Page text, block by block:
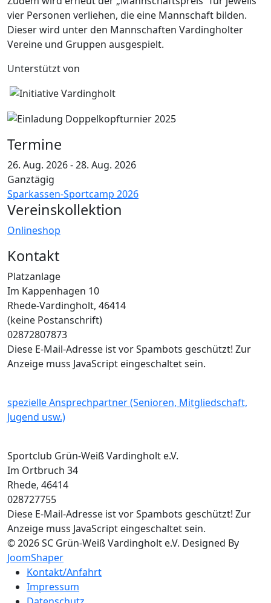
vier Personen verliehen, die eine Mannschaft bilden.
Dieser wird unter den Mannschaften Vardingholter
Vereine und Gruppen ausgespielt.
Unterstützt von
Termine
26. Aug. 2026-28. Aug. 2026
Ganztägig
Sparkassen-Sportcamp 2026
Vereinskollektion
Onlineshop
Kontakt
Platzanlage
Im Kappenhagen 10
Rhede-Vardingholt, 46414
(keine Postanschrift)
02872807873
Diese E-Mail-Adresse ist vor Spambots geschützt! Zur
Anzeige muss JavaScript eingeschaltet sein.
spezielle Ansprechpartner (Senioren, Mitgliedschaft,
Jugend usw.)
Sportclub Grün-Weiß Vardingholt e.V.
Im Ortbruch 34
Rhede, 46414
028727755
Diese E-Mail-Adresse ist vor Spambots geschützt! Zur
Anzeige muss JavaScript eingeschaltet sein.
© 2026 SC Grün-Weiß Vardingholt e.V. Designed By
JoomShaper
Kontakt/Anfahrt
Impressum